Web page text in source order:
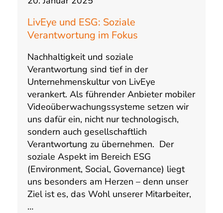
LivEye und ESG: Soziale
Verantwortung im Fokus
Nachhaltigkeit und soziale
Verantwortung sind tief in der
Unternehmenskultur von LivEye
verankert. Als führender Anbieter mobiler
Videoüberwachungssysteme setzen wir
uns dafür ein, nicht nur technologisch,
sondern auch gesellschaftlich
Verantwortung zu übernehmen. Der
soziale Aspekt im Bereich ESG
(Environment, Social, Governance) liegt
uns besonders am Herzen – denn unser
Ziel ist es, das Wohl unserer Mitarbeiter,
…